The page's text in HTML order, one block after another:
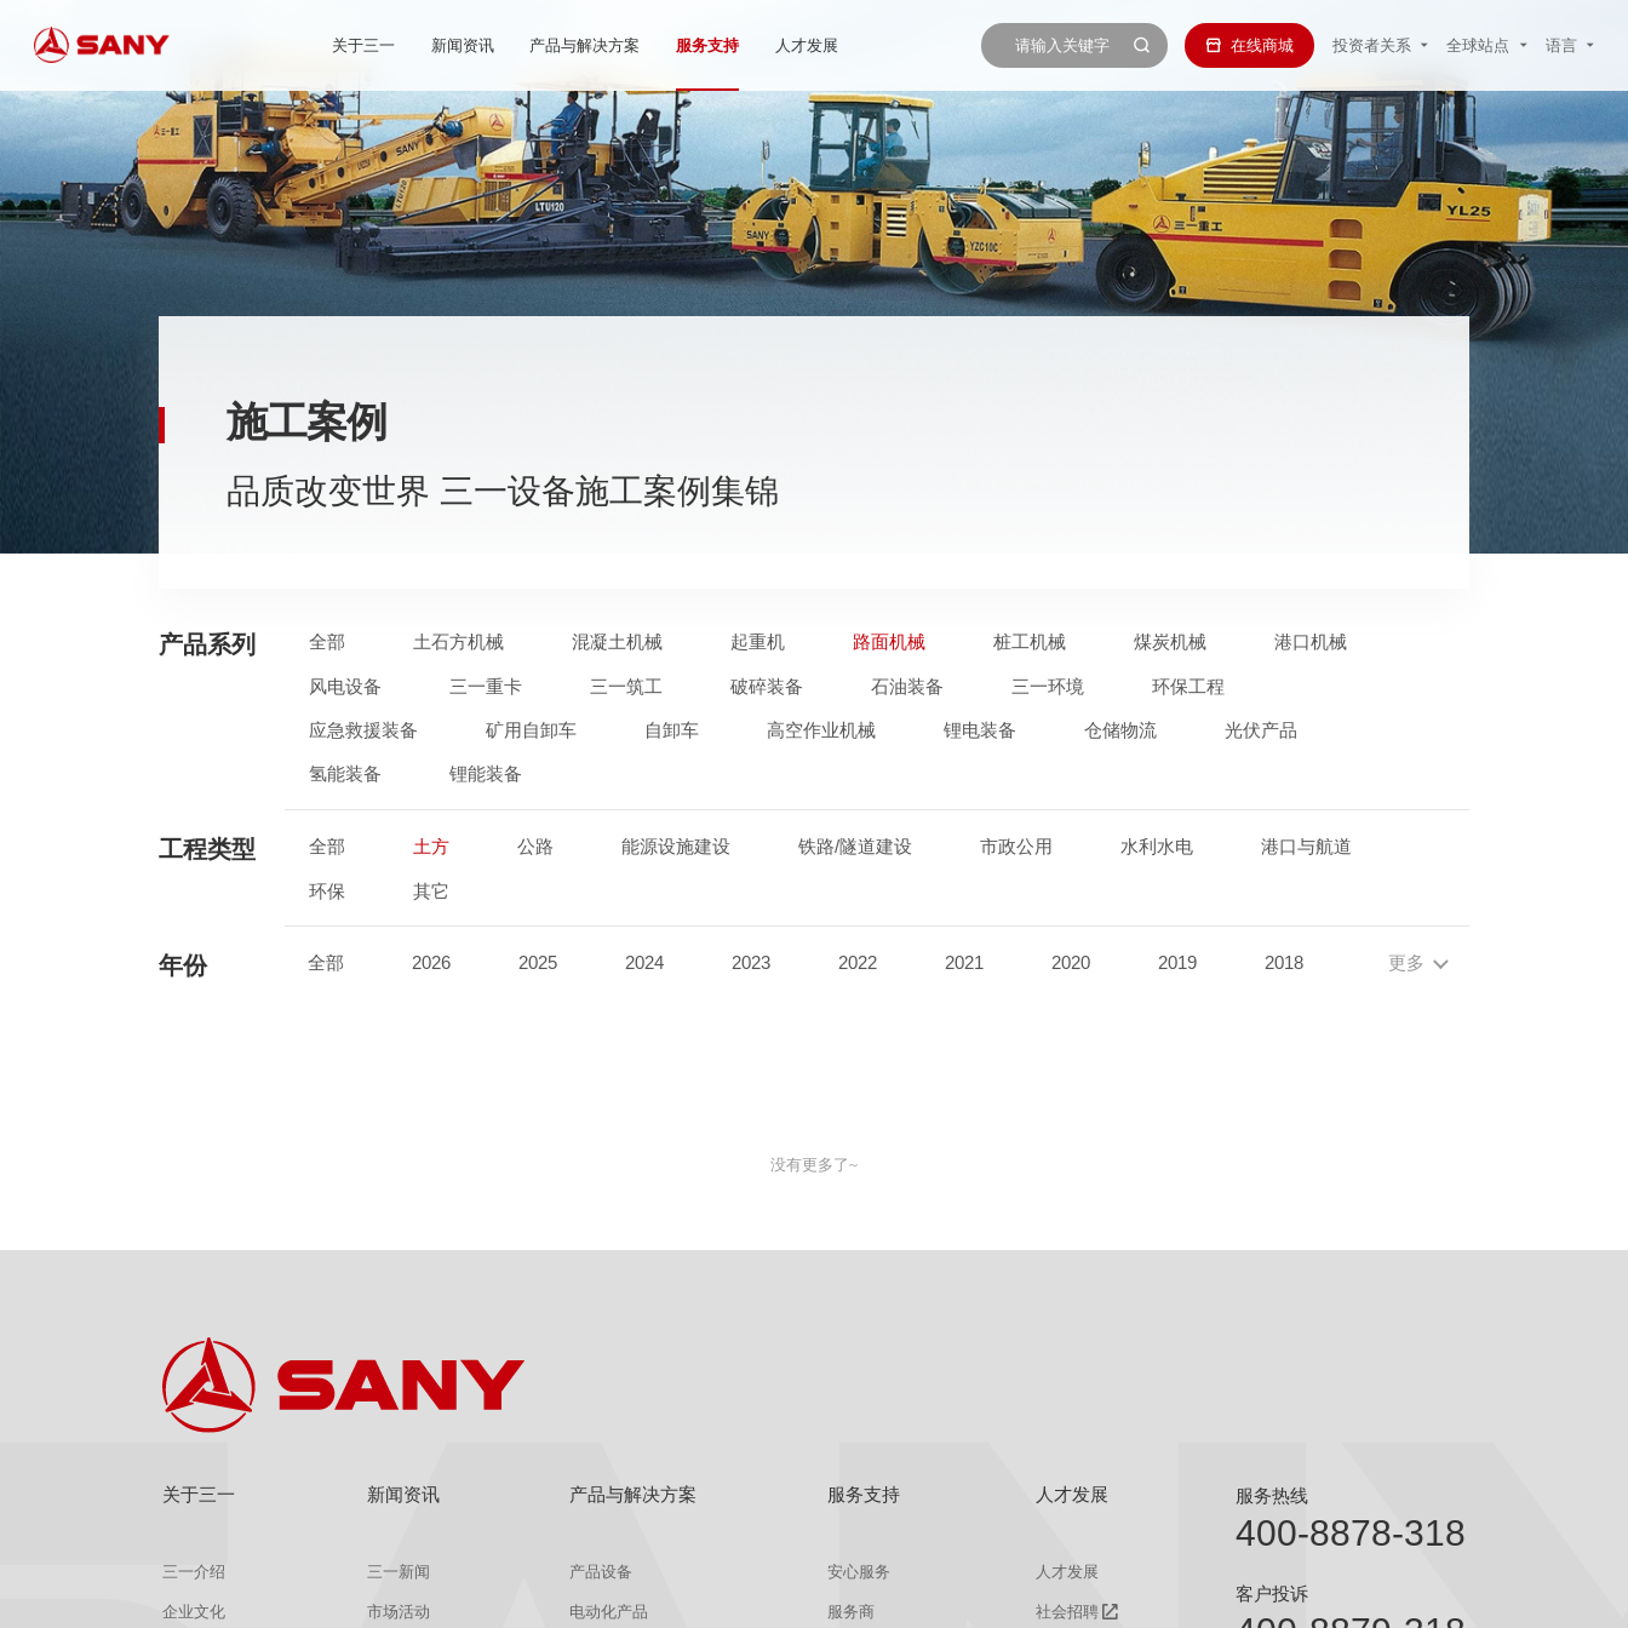
关于三一 新闻资讯 产品与解决方案 服务支持 人才发展 在线商城 投资者关系 全球站点 语言
施工案例
品质改变世界 三一设备施工案例集锦
产品系列 全部 土石方机械 混凝土机械 起重机 路面机械 桩工机械 煤炭机械 港口机械
风电设备 三一重卡 三一筑工 破碎装备 石油装备 三一环境 环保工程
应急救援装备 矿用自卸车 自卸车 高空作业机械 锂电装备 仓储物流 光伏产品
氢能装备 锂能装备
工程类型 全部 土方 公路 能源设施建设 铁路/隧道建设 市政公用 水利水电 港口与航道
环保 其它
年份 全部 2026 2025 2024 2023 2022 2021 2020 2019 2018 更多
没有更多了~
关于三一
三一介绍
企业文化
新闻资讯
三一新闻
市场活动
产品与解决方案
产品设备
电动化产品
服务支持
安心服务
服务商
人才发展
人才发展
社会招聘
服务热线
400-8878-318
客户投诉